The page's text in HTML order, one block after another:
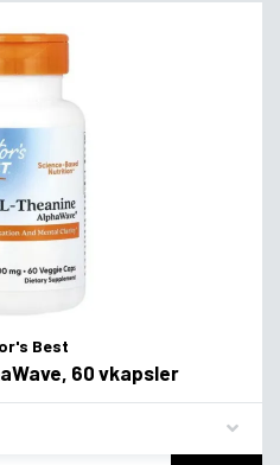
Best
60 vkapsler